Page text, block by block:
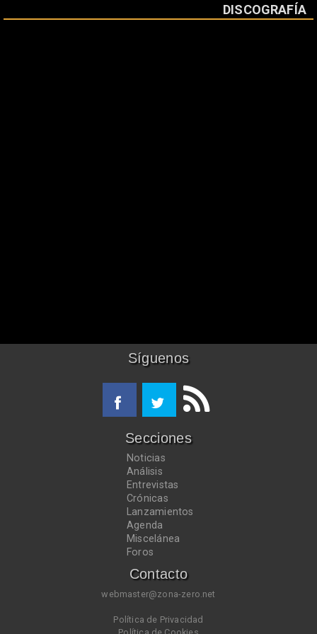
DISCOGRAFÍA
Síguenos
Secciones
Noticias
Análisis
Entrevistas
Crónicas
Lanzamientos
Agenda
Miscelánea
Foros
Contacto
webmaster@zona-zero.net
Política de Privacidad